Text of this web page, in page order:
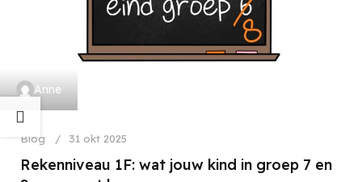
Anne
Blog 31 okt 2025
Rekenniveau 1F: wat jouw kind in groep 7 en